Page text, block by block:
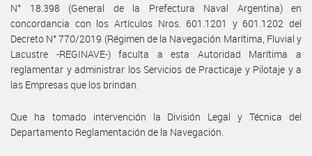
N° 18.398 (General de la Prefectura Naval Argentina) en
concordancia con los Artículos Nros. 601.1201 y 601.1202 del
Decreto N° 770/2019 (Régimen de la Navegación Marítima, Fluvial y
Lacustre -REGINAVE-) faculta a esta Autoridad Marítima a
reglamentar y administrar los Servicios de Practicaje y Pilotaje y a
las Empresas que los brindan.
Que ha tomado intervención la División Legal y Técnica del
Departamento Reglamentación de la Navegación.